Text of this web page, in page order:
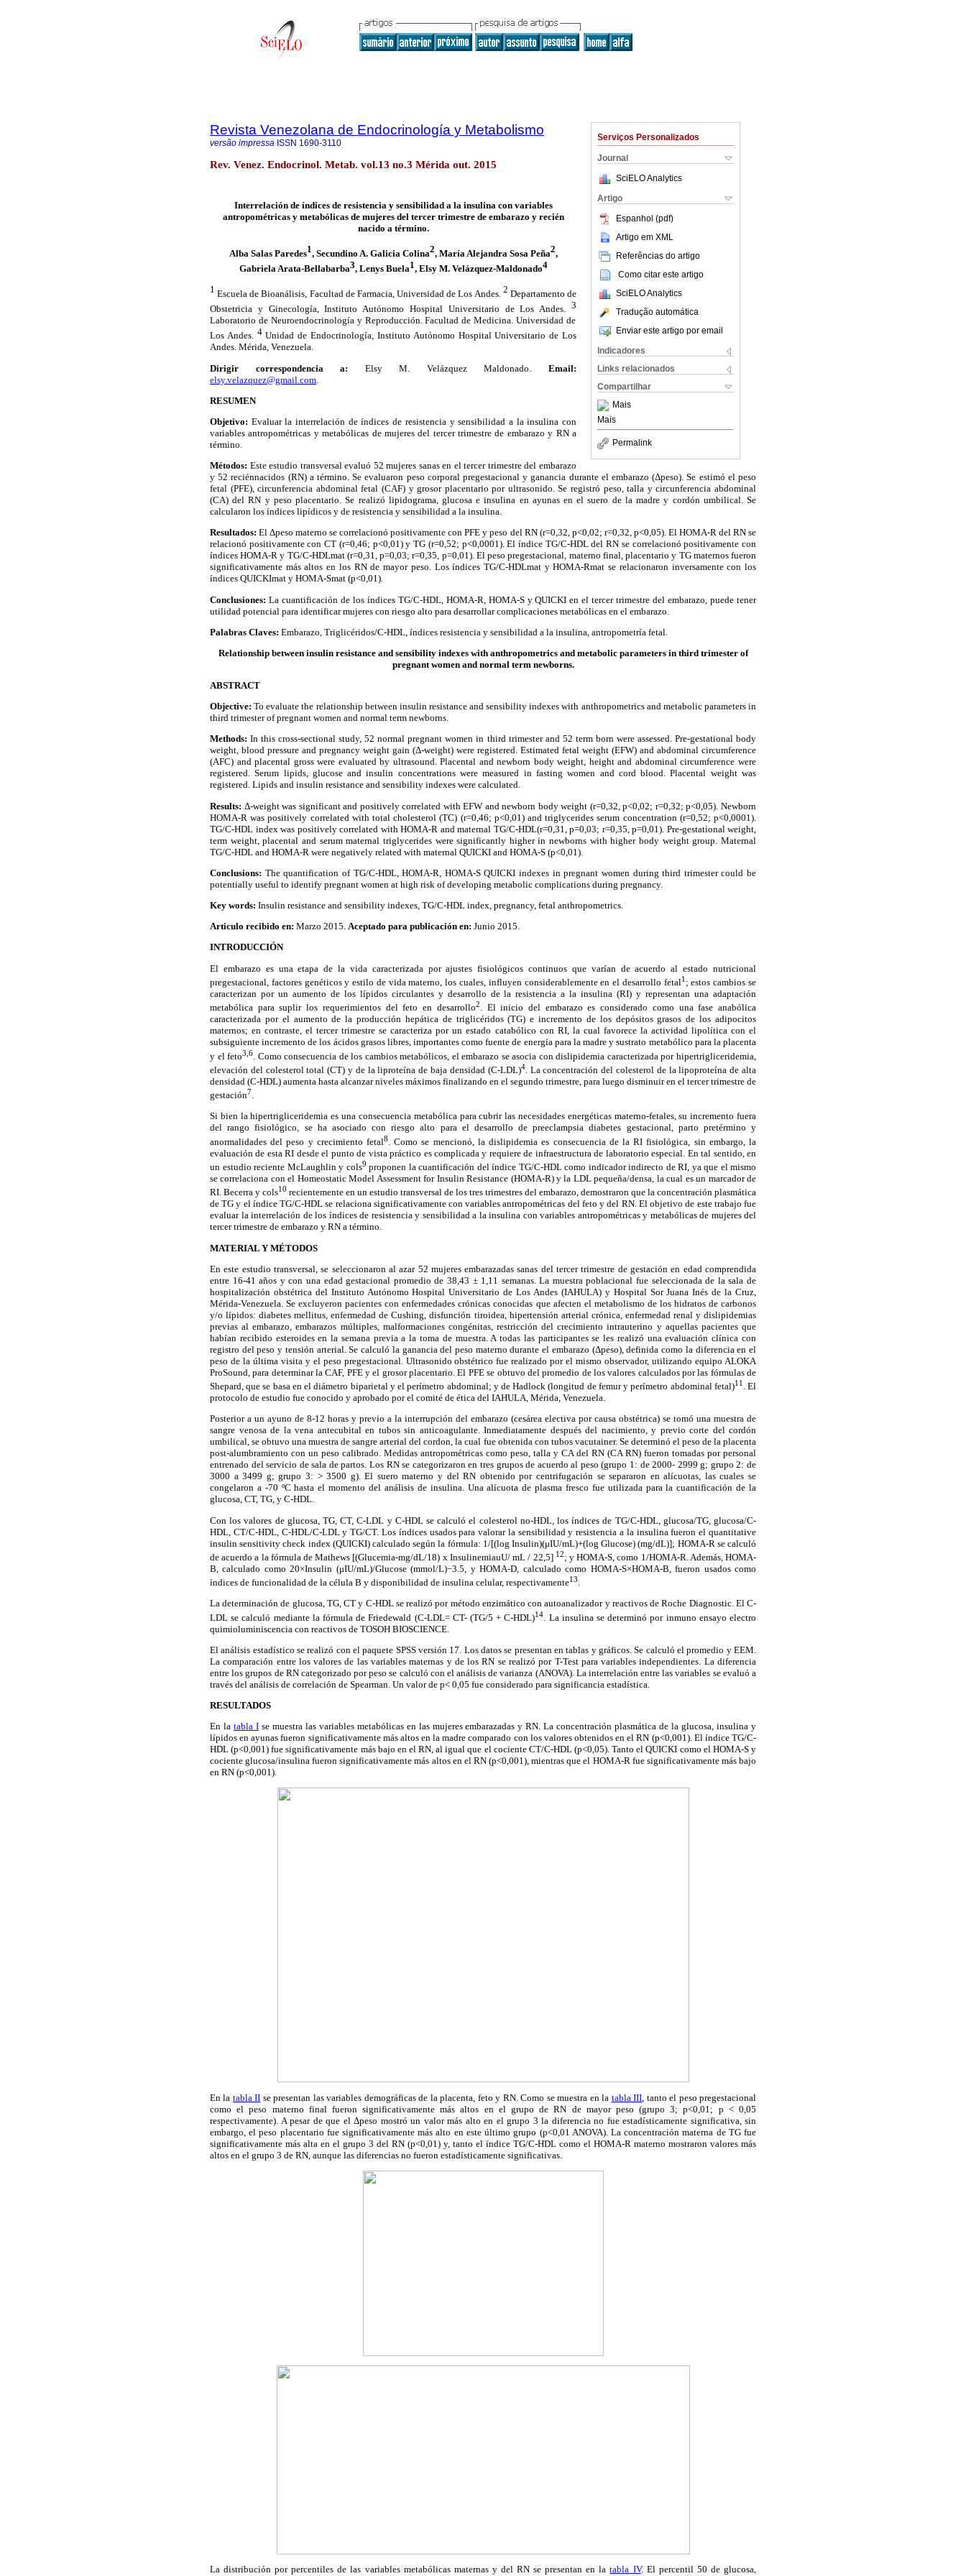
Serviços Personalizados
Journal
SciELO Analytics
Artigo
Espanhol (pdf)
Artigo em XML
Referências do artigo
Como citar este artigo
SciELO Analytics
Tradução automática
Enviar este artigo por email
Indicadores
Links relacionados
Compartilhar
Mais
Mais
Permalink
Revista Venezolana de Endocrinología y Metabolismo
versão impressa ISSN 1690-3110
Rev. Venez. Endocrinol. Metab. vol.13 no.3 Mérida out. 2015
Interrelación de índices de resistencia y sensibilidad a la insulina con variables
antropométricas y metabólicas de mujeres del tercer trimestre de embarazo y recién
nacido a término.
Alba Salas Paredes1, Secundino A. Galicia Colina2, María Alejandra Sosa Peña2,
Gabriela Arata-Bellabarba3, Lenys Buela1, Elsy M. Velázquez-Maldonado4
1 Escuela de Bioanálisis, Facultad de Farmacia, Universidad de Los Andes. 2 Departamento de
Obstetricia y Ginecología, Instituto Autónomo Hospital Universitario de Los Andes. 3
Laboratorio de Neuroendocrinología y Reproducción. Facultad de Medicina. Universidad de
Los Andes. 4Unidad de Endocrinología, Instituto Autónomo Hospital Universitario de Los
Andes. Mérida, Venezuela.
Dirigir correspondencia a: Elsy M. Velázquez Maldonado.Email:
elsy.velazquez@gmail.com
RESUMEN
Objetivo: Evaluar la interrelación de índices de resistencia y sensibilidad a la insulina con
variables antropométricas y metabólicas de mujeres del tercer trimestre de embarazo y RN a
término.
Métodos: Este estudio transversal evaluó 52 mujeres sanas en el tercer trimestre del embarazo
y 52 reciénnacidos (RN) a término. Se evaluaron peso corporal pregestacional y ganancia durante el embarazo (Δpeso). Se estimó el peso
fetal (PFE), circunferencia abdominal fetal (CAF) y grosor placentario por ultrasonido. Se registró peso, talla y circunferencia abdominal
(CA) del RN y peso placentario. Se realizó lipidograma, glucosa e insulina en ayunas en el suero de la madre y cordón umbilical. Se
calcularon los índices lipídicos y de resistencia y sensibilidad a la insulina.
Resultados:El Δpeso materno se correlacionó positivamente con PFE y peso del RN (r=0,32, p<0,02; r=0,32, p<0,05). El HOMA-R del RN se
relacionó positivamente con CT (r=0,46; p<0,01) y TG (r=0,52; p<0,0001). El índice TG/C-HDL del RN se correlacionó positivamente con
índices HOMA-R y TG/C-HDLmat (r=0,31, p=0,03; r=0,35, p=0,01). El peso pregestacional, materno final, placentario y TG maternos fueron
significativamente más altos en los RN de mayor peso. Los índices TG/C-HDLmat y HOMA-Rmat se relacionaron inversamente con los
índices QUICKImat y HOMA-Smat (p<0,01).
Conclusiones: La cuantificación de los índices TG/C-HDL, HOMA-R, HOMA-S y QUICKI en el tercer trimestre del embarazo, puede tener
utilidad potencial para identificar mujeres con riesgo alto para desarrollar complicaciones metabólicas en el embarazo.
Palabras Claves: Embarazo, Triglicéridos/C-HDL, índices resistencia y sensibilidad a la insulina, antropometría fetal.
Relationship between insulin resistance and sensibility indexes with anthropometrics and metabolic parameters in third trimester of
pregnant women and normal term newborns.
ABSTRACT
Objective:To evaluate the relationship between insulin resistance and sensibility indexes with anthropometrics and metabolic parameters in
third trimester of pregnant women and normal term newborns.
Methods:In this cross-sectional study, 52 normal pregnant women in third trimester and 52 term born were assessed. Pre-gestational body
weight, blood pressure and pregnancy weight gain (Δ-weight) were registered. Estimated fetal weight (EFW) and abdominal circumference
(AFC) and placental gross were evaluated by ultrasound. Placental and newborn body weight, height and abdominal circumference were
registered. Serum lipids, glucose and insulin concentrations were measured in fasting women and cord blood. Placental weight was
registered. Lipids and insulin resistance and sensibility indexes were calculated.
Results: Δ-weight was significant and positively correlated with EFW and newborn body weight (r=0,32, p<0,02; r=0,32; p<0,05). Newborn
HOMA-R was positively correlated with total cholesterol (TC) (r=0,46; p<0,01) and triglycerides serum concentration (r=0,52; p<0,0001).
TG/C-HDL index was positively correlated with HOMA-R and maternal TG/C-HDL(r=0,31, p=0,03; r=0,35, p=0,01). Pre-gestational weight,
term weight, placental and serum maternal triglycerides were significantly higher in newborns with higher body weight group. Maternal
TG/C-HDL and HOMA-R were negatively related with maternal QUICKI and HOMA-S (p<0,01).
Conclusions: The quantification of TG/C-HDL, HOMA-R, HOMA-S QUICKI indexes in pregnant women during third trimester could be
potentially useful to identify pregnant women at high risk of developing metabolic complications during pregnancy.
Key words: Insulin resistance and sensibility indexes, TG/C-HDL index, pregnancy, fetal anthropometrics.
Articulo recibido en: Marzo 2015. Aceptado para publicación en: Junio 2015.
INTRODUCCIÓN
El embarazo es una etapa de la vida caracterizada por ajustes fisiológicos continuos que varían de acuerdo al estado nutricional
pregestacional, factores genéticos y estilo de vida materno, los cuales, influyen considerablemente en el desarrollo fetal1 ; estos cambios se
caracterizan por un aumento de los lípidos circulantes y desarrollo de la resistencia a la insulina (RI) y representan una adaptación
metabólica para suplir los requerimientos del feto en desarrollo2. El inicio del embarazo es considerado como una fase anabólica
caracterizada por el aumento de la producción hepática de triglicéridos (TG) e incremento de los depósitos grasos de los adipocitos
maternos; en contraste, el tercer trimestre se caracteriza por un estado catabólico con RI, la cual favorece la actividad lipolítica con el
subsiguiente incremento de los ácidos grasos libres, importantes como fuente de energía para la madre y sustrato metabólico para la placenta
y el feto3,6 . Como consecuencia de los cambios metabólicos, el embarazo se asocia con dislipidemia caracterizada por hipertrigliceridemia,
elevación del colesterol total (CT) y de la liproteína de baja densidad (C-LDL)4. La concentración del colesterol de la lipoproteína de alta
densidad (C-HDL) aumenta hasta alcanzar niveles máximos finalizando en el segundo trimestre, para luego disminuir en el tercer trimestre de
gestación7.
Si bien la hipertrigliceridemia es una consecuencia metabólica para cubrir las necesidades energéticas materno-fetales, su incremento fuera
del rango fisiológico, se ha asociado con riesgo alto para el desarrollo de preeclampsia diabetes gestacional, parto pretérmino y
anormalidades del peso y crecimiento fetal8
. Como se mencionó, la dislipidemia es consecuencia de la RI fisiológica, sin embargo, la
evaluación de esta RI desde el punto de vista práctico es complicada y requiere de infraestructura de laboratorio especial. En tal sentido, en
un estudio reciente McLaughlin y cols9 proponen la cuantificación del índice TG/C-HDL como indicador indirecto de RI, ya que el mismo
se correlaciona con el Homeostatic Model Assessment for Insulin Resistance (HOMA-R) y la LDL pequeña/densa, la cual es un marcador de
RI. Becerra y cols10 recientemente en un estudio transversal de los tres trimestres del embarazo, demostraron que la concentración plasmática
de TG y el índice TG/C-HDL se relaciona significativamente con variables antropométricas del feto y del RN. El objetivo de este trabajo fue
evaluar la interrelación de los índices de resistencia y sensibilidad a la insulina con variables antropométricas y metabólicas de mujeres del
tercer trimestre de embarazo y RN a término.
MATERIAL Y MÉTODOS
En este estudio transversal, se seleccionaron al azar 52 mujeres embarazadas sanas del tercer trimestre de gestación en edad comprendida
entre 16-41 años y con una edad gestacional promedio de 38,43 ± 1,11 semanas. La muestra poblacional fue seleccionada de la sala de
hospitalización obstétrica del Instituto Autónomo Hospital Universitario de Los Andes (IAHULA) y Hospital Sor Juana Inés de la Cruz,
Mérida-Venezuela. Se excluyeron pacientes con enfermedades crónicas conocidas que afecten el metabolismo de los hidratos de carbonos
y/o lípidos: diabetes mellitus, enfermedad de Cushing, disfunción tiroidea, hipertensión arterial crónica, enfermedad renal y dislipidemias
previas al embarazo, embarazos múltiples, malformaciones congénitas, restricción del crecimiento intrauterino y aquellas pacientes que
habían recibido esteroides en la semana previa a la toma de muestra. A todas las participantes se les realizó una evaluación clínica con
registro del peso y tensión arterial. Se calculó la ganancia del peso materno durante el embarazo (Δpeso), definida como la diferencia en el
peso de la última visita y el peso pregestacional. Ultrasonido obstétrico fue realizado por el mismo observador, utilizando equipo ALOKA
ProSound, para determinar la CAF, PFE y el grosor placentario. El PFE se obtuvo del promedio de los valores calculados por las fórmulas de
Shepard, que se basa en el diámetro biparietal y el perímetro abdominal; y de Hadlock (longitud de femur y perímetro abdominal fetal)11 . El
protocolo de estudio fue conocido y aprobado por el comité de ética del IAHULA, Mérida, Venezuela.
Posterior a un ayuno de 8-12 horas y previo a la interrupción del embarazo (cesárea electiva por causa obstétrica) se tomó una muestra de
sangre venosa de la vena antecubital en tubos sin anticoagulante. Inmediatamente después del nacimiento, y previo corte del cordón
umbilical, se obtuvo una muestra de sangre arterial del cordon, la cual fue obtenida con tubos vacutainer. Se determinó el peso de la placenta
post-alumbramiento con un peso calibrado. Medidas antropométricas como peso, talla y CA del RN (CA RN) fueron tomadas por personal
entrenado del servicio de sala de partos. Los RN se categorizaron en tres grupos de acuerdo al peso (grupo 1: de 2000- 2999 g; grupo 2: de
3000 a 3499 g; grupo 3: > 3500 g). El suero materno y del RN obtenido por centrifugación se separaron en alícuotas, las cuales se
congelaron a -70 ºC hasta el momento del análisis de insulina. Una alícuota de plasma fresco fue utilizada para la cuantificación de la
glucosa, CT, TG, y C-HDL.
Con los valores de glucosa, TG, CT, C-LDL y C-HDL se calculó el colesterol no-HDL, los índices de TG/C-HDL, glucosa/TG, glucosa/C-
HDL, CT/C-HDL, C-HDL/C-LDL y TG/CT. Los índices usados para valorar la sensibilidad y resistencia a la insulina fueron el quantitative
insulin sensitivity check index (QUICKI) calculado según la fórmula: 1/[(log Insulin)(μIU/mL)+(log Glucose) (mg/dL)]; HOMA-R se calculó
de acuerdo a la fórmula de Mathews [(Glucemia-mg/dL/18) x InsulinemiauU/ mL / 22,5] 12; y HOMA-S, como 1/HOMA-R. Además, HOMA-
B, calculado como 20×Insulin (μIU/mL)/Glucose (mmol/L)−3.5, y HOMA-D, calculado como HOMA-S×HOMA-B, fueron usados como
índices de funcionalidad de la célula B y disponibilidad de insulina celular, respectivamente13.
La determinación de glucosa, TG, CT y C-HDL se realizó por método enzimático con autoanalizador y reactivos de Roche Diagnostic. El C-
LDL se calculó mediante la fórmula de Friedewald (C-LDL= CT- (TG/5 + C-HDL)14
. La insulina se determinó por inmuno ensayo electro
quimioluminiscencia con reactivos de TOSOH BIOSCIENCE.
El análisis estadístico se realizó con el paquete SPSS versión 17. Los datos se presentan en tablas y gráficos. Se calculó el promedio y EEM.
La comparación entre los valores de las variables maternas y de los RN se realizó por T-Test para variables independientes. La diferencia
entre los grupos de RN categorizado por peso se calculó con el análisis de varianza (ANOVA). La interrelación entre las variables se evaluó a
través del análisis de correlación de Spearman. Un valor de p< 0,05 fue considerado para significancia estadística.
RESULTADOS
En la tabla Ise muestra las variables metabólicas en las mujeres embarazadas y RN. La concentración plasmática de la glucosa, insulina y
lípidos en ayunas fueron significativamente más altos en la madre comparado con los valores obtenidos en el RN (p<0,001). El índice TG/C-
HDL (p<0,001) fue significativamente más bajo en el RN, al igual que el cociente CT/C-HDL (p<0,05). Tanto el QUICKI como el HOMA-S y
cociente glucosa/insulina fueron significativamente más altos en el RN (p<0,001), mientras que el HOMA-R fue significativamente más bajo
en RN (p<0,001).
En la tabla II se presentan las variables demográficas de la placenta, feto y RN. Como se muestra en la tabla III , tanto el peso pregestacional
como el peso materno final fueron significativamente más altos en el grupo de RN de mayor peso (grupo 3; p<0,01; p < 0,05
respectivamente). A pesar de que el Δpeso mostró un valor más alto en el grupo 3 la diferencia no fue estadísticamente significativa, sin
embargo, el peso placentario fue significativamente más alto en este último grupo (p<0,01 ANOVA). La concentración materna de TG fue
significativamente más alta en el grupo 3 del RN (p<0,01) y, tanto el índice TG/C-HDL como el HOMA-R materno mostraron valores más
altos en el grupo 3 de RN, aunque las diferencias no fueron estadísticamente significativas.
La distribución por percentiles de las variables metabólicas maternas y del RN se presentan en latabla IV. El percentil 50 de glucosa,